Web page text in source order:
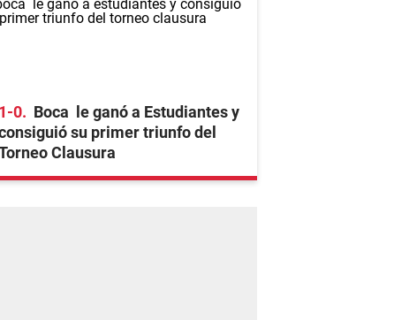
1-0
Boca le ganó a Estudiantes y
su primer triunfo del
Clausura